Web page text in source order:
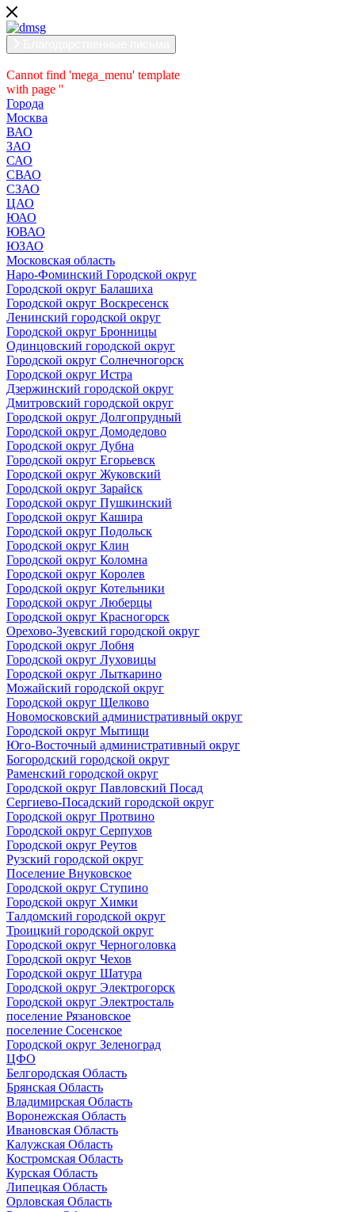
Cannot find 'mega_menu' template
with page ''
Города
Москва
ВАО
ЗАО
САО
СВАО
СЗАО
ЦАО
ЮАО
ЮВАО
ЮЗАО
Московская область
Наро-Фоминский Городской округ
Городской округ Балашиха
Городской округ Воскресенск
Ленинский городской округ
Городской округ Бронницы
Одинцовский городской округ
Городской округ Солнечногорск
Городской округ Истра
Дзержинский городской округ
Дмитровский городской округ
Городской округ Долгопрудный
Городской округ Домодедово
Городской округ Дубна
Городской округ Егорьевск
Городской округ Жуковский
Городской округ Зарайск
Городской округ Пушкинский
Городской округ Кашира
Городской округ Подольск
Городской округ Клин
Городской округ Коломна
Городской округ Королев
Городской округ Котельники
Городской округ Люберцы
Городской округ Красногорск
Орехово-Зуевский городской округ
Городской округ Лобня
Городской округ Луховицы
Городской округ Лыткарино
Можайский городской округ
Городской округ Щелково
Новомосковский административный округ
Городской округ Мытищи
Юго-Восточный административный округ
Богородский городской округ
Раменский городской округ
Городской округ Павловский Посад
Сергиево-Посадский городской округ
Городской округ Протвино
Городской округ Серпухов
Городской округ Реутов
Рузский городской округ
Поселение Внуковское
Городской округ Ступино
Городской округ Химки
Талдомский городской округ
Троицкий городской округ
Городской округ Черноголовка
Городской округ Чехов
Городской округ Шатура
Городской округ Электрогорск
Городской округ Электросталь
поселение Рязановское
поселение Сосенское
Городской округ Зеленоград
ЦФО
Белгородская Область
Брянская Область
Владимирская Область
Воронежская Область
Ивановская Область
Калужская Область
Костромская Область
Курская Область
Липецкая Область
Орловская Область